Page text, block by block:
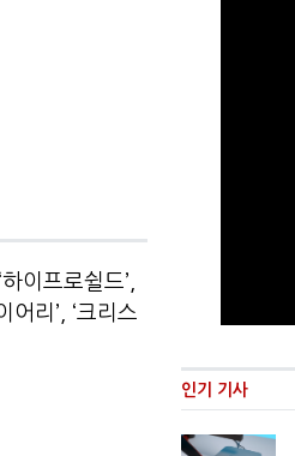
이프로쉴드’,
어리’, ‘크리스
인기 기사